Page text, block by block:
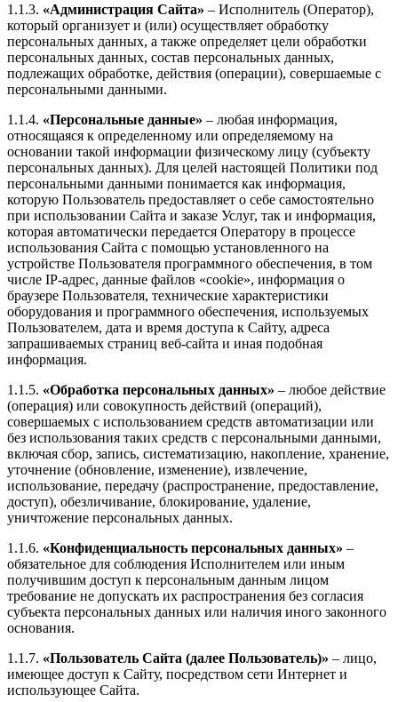
1.1.3. «Администрация Сайта» – Исполнитель (Оператор),
который организует и (или) осуществляет обработку
персональных данных, а также определяет цели обработки
персональных данных, состав персональных данных,
подлежащих обработке, действия (операции), совершаемые с
персональными данными.
1.1.4. «Персональные данные» – любая информация,
относящаяся к определенному или определяемому на
основании такой информации физическому лицу (субъекту
персональных данных). Для целей настоящей Политики под
персональными данными понимается как информация,
которую Пользователь предоставляет о себе самостоятельно
при использовании Сайта и заказе Услуг, так и информация,
которая автоматически передается Оператору в процессе
использования Сайта с помощью установленного на
устройстве Пользователя программного обеспечения, в том
числе IP-адрес, данные файлов «cookie», информация о
браузере Пользователя, технические характеристики
оборудования и программного обеспечения, используемых
Пользователем, дата и время доступа к Сайту, адреса
запрашиваемых страниц веб-сайта и иная подобная
информация.
1.1.5. «Обработка персональных данных» – любое действие
(операция) или совокупность действий (операций),
совершаемых с использованием средств автоматизации или
без использования таких средств с персональными данными,
включая сбор, запись, систематизацию, накопление, хранение,
уточнение (обновление, изменение), извлечение,
использование, передачу (распространение, предоставление,
доступ), обезличивание, блокирование, удаление,
уничтожение персональных данных.
1.1.6. «Конфиденциальность персональных данных» –
обязательное для соблюдения Исполнителем или иным
получившим доступ к персональным данным лицом
требование не допускать их распространения без согласия
субъекта персональных данных или наличия иного законного
основания.
1.1.7. «Пользователь Сайта (далее Пользователь)» – лицо,
имеющее доступ к Сайту, посредством сети Интернет и
использующее Сайта.